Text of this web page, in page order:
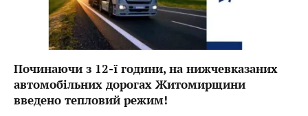
Починаючи з 12-ї години, на нижчевказаних
автомобільних дорогах Житомирщини
введено тепловий режим!